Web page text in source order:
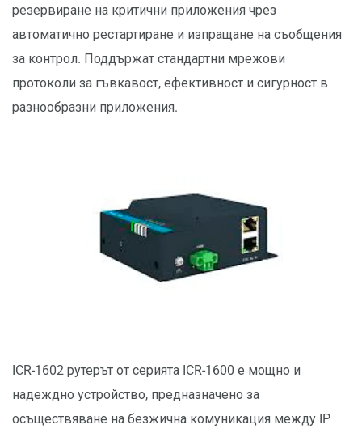
резервиране на критични приложения чрез
автоматично рестартиране и изпращане на съобщения
за контрол. Поддържат стандартни мрежови
протоколи за гъвкавост, ефективност и сигурност в
разнообразни приложения.
ICR-1602 рутерът от серията ICR-1600 е мощно и
надеждно устройство, предназначено за
осъществяване на безжична комуникация между IP